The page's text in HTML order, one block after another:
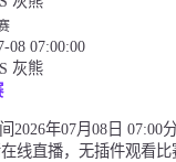
08 07:00:00
灰熊
2026年07月08日 07:00
线直播，无插件观看